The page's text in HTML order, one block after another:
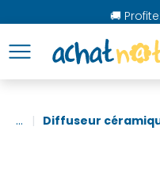
🚚
... Diffuseur